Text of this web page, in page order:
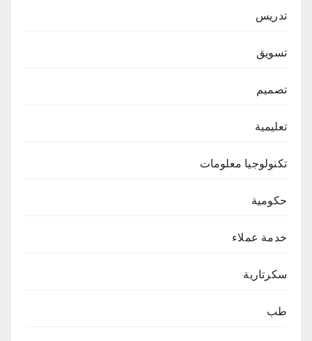
تدريس
تسويق
تصميم
تعليمية
تكنولوجيا معلومات
حكومية
خدمة عملاء
سكرتارية
طب